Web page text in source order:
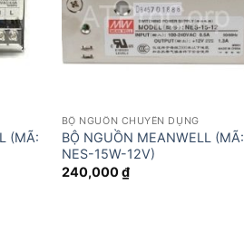
(MÃ:
BỘ NGUỒN CHUYÊN DỤNG
BỘ NGUỒN MEANWELL (MÃ:
NES-15W-12V)
240,000₫